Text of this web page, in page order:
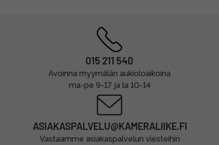
015 211 540
Avoinna myymälän aukioloaikoina
ma-pe 9-17 ja la 10-14
ASIAKASPALVELU@KAMERALIIKE.FI
Vastaamme asiakaspalvelun viesteihin